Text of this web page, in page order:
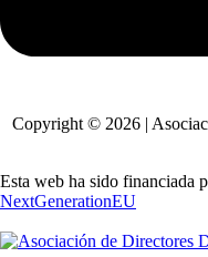
Copyright © 2026 |
Esta web ha sido financiada
NextGenerationEU